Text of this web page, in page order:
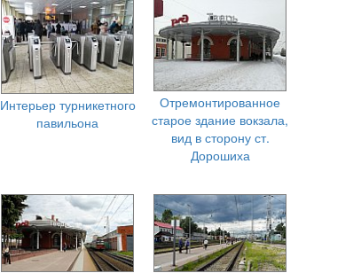
Интерьер турникетного
павильона
Отремонтированное
старое здание вокзала,
вид в сторону ст.
Дорошиха